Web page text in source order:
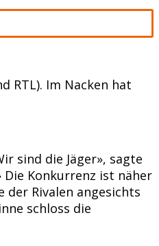
RTL). Im Nacken hat
sind die Jäger», sagte
Konkurrenz ist näher
Rivalen angesichts
schloss die